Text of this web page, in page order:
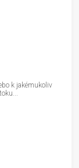
k jakémukoliv